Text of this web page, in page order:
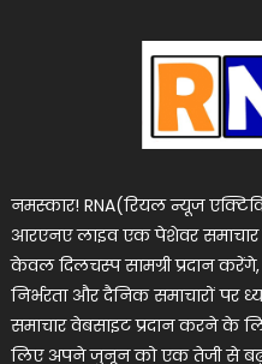
नमस्कार! RNA(रियल न्यूज
आरएनए लाइव एक पेशेवर समाचार
केवल दिलचस्प सामग्री प्रदान
निर्भरता और दैनिक समाचारों पर
समाचार वेबसाइट प्रदान करने के
लिए अपने जुनून को एक तेजी से